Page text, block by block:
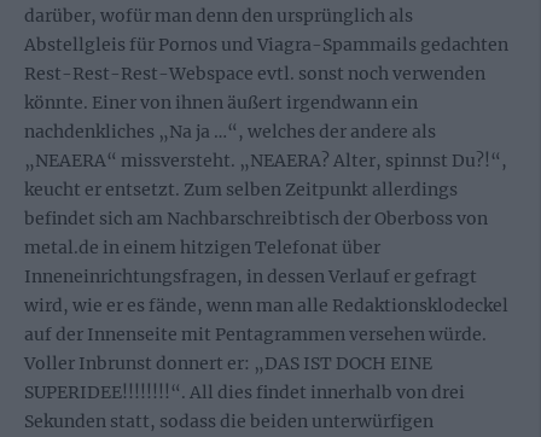
darüber, wofür man denn den ursprünglich als
Abstellgleis für Pornos und Viagra-Spammails gedachten
Rest-Rest-Rest-Webspace evtl. sonst noch verwenden
könnte. Einer von ihnen äußert irgendwann ein
nachdenkliches „Na ja …“, welches der andere als
„NEAERA“ missversteht. „NEAERA? Alter, spinnst Du?!“,
keucht er entsetzt. Zum selben Zeitpunkt allerdings
befindet sich am Nachbarschreibtisch der Oberboss von
metal.de in einem hitzigen Telefonat über
Inneneinrichtungsfragen, in dessen Verlauf er gefragt
wird, wie er es fände, wenn man alle Redaktionsklodeckel
auf der Innenseite mit Pentagrammen versehen würde.
Voller Inbrunst donnert er: „DAS IST DOCH EINE
SUPERIDEE!!!!!!!!“. All dies findet innerhalb von drei
Sekunden statt, sodass die beiden unterwürfigen